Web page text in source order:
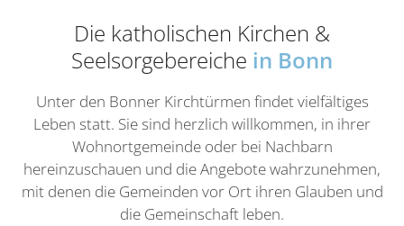
Die katholischen Kirchen &
Seelsorgebereiche in Bonn
Unter den Bonner Kirchtürmen findet vielfältiges
Leben statt. Sie sind herzlich willkommen, in ihrer
Wohnortgemeinde oder bei Nachbarn
hereinzuschauen und die Angebote wahrzunehmen,
mit denen die Gemeinden vor Ort ihren Glauben und
die Gemeinschaft leben.